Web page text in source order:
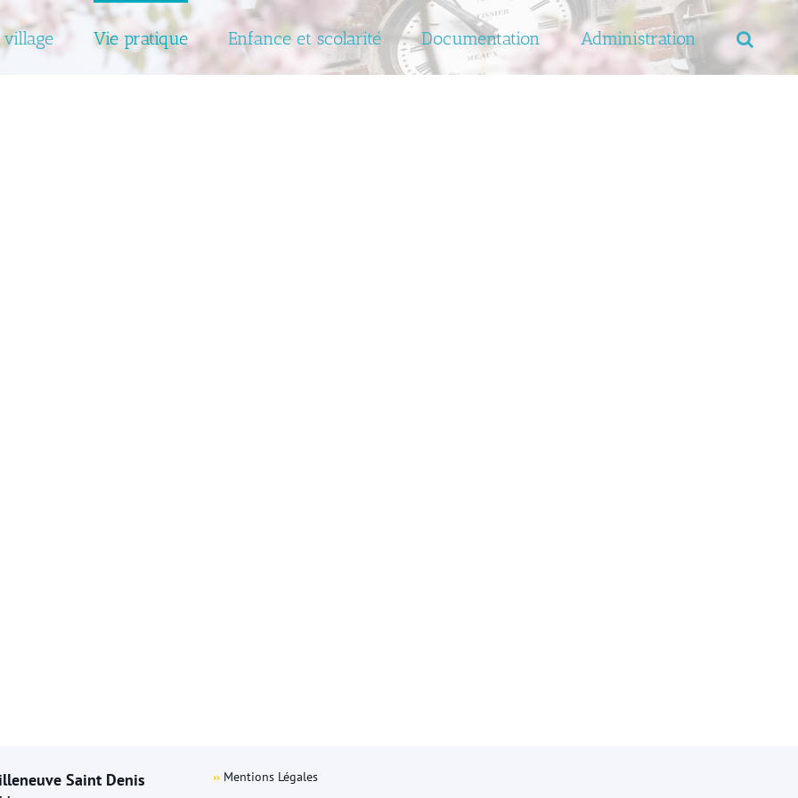
village Vie pratique Enfance et scolarité Documentation Administration
Saint Denis ›› Mentions Légales